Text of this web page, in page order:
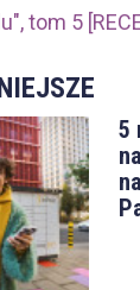
tom 5
5